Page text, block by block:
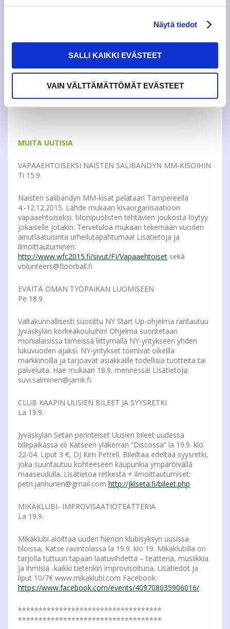
Näytä tiedot
SALLI KAIKKI EVÄSTEET
VAIN VÄLTTÄMÄTTÖMÄT EVÄSTEET
– Kaikki Hipposhallin vuorot on peruttu 7.9.-23.9., koska
salia ympäröivää verkkoa korjataan. Muistathan tarkistaa
mahdolliset ryhmäliikunnan ja palloilujen peruutukset
– Onko liikuntatarra vielä hankkimatta? Osta se nyt:
www.korkeakoululiikunta.fija lähde mukaan!
MUITA UUTISIA
VAPAAEHTOISEKSI NAISTEN SALIBANDYN MM-KISOIHIN
Ti 15.9.
Naisten salibandyn MM-kisat pelataan Tampereella
4.-12.12.2015. Lähde mukaan kisaorganisaatioon
vapaaehtoiseksi. Monipuolisten tehtävien joukosta löytyy
jokaiselle jotakin. Tervetuloa mukaan tekemään vuoden
ainutlaatuisinta urheilutapahtumaa! Lisätietoja ja
ilmoittautuminen:
http://www.wfc2015.fi/sivut/FI/Vapaaehtoiset sekä
volunteers@floorball.fi
EVÄITÄ OMAN TYÖPAIKAN LUOMISEEN
Pe 18.9.
Valtakunnallisesti suosittu NY Start Up-ohjelma rantautuu
Jyväskylän korkeakouluihin! Ohjelma suoritetaan
monialaisissa tiimeissä liittymällä NY-yritykseen yhden
lukuvuoden ajaksi. NY-yritykset toimivat oikeilla
markkinoilla ja tarjoavat asiakkaille todellisia tuotteita tai
palveluita. Hae mukaan 18.9. mennessä! Lisätietoja:
suvi.salminen@jamk.fi.
CLUB KAAPIN UUSIEN BILEET JA SYYSRETKI
La 19.9.
Jyväskylän Setan perinteiset Uusien bileet uudessa
bilepaikassa eli Katseen yläkerran ”Discossa” la 19.9. klo
22-04. Liput 3 €, DJ Kim Petrell. Bileiltaa edeltää syysretki,
joka suuntautuu kohteeseen kaupunkia ympäröivällä
maaseudulla. Lisätietoa retkestä + ilmoittautumiset:
petri.janhunen@gmail.com http://jklseta.fi/bileet.php
MIKÄKLUBI- IMPROVISAATIOTEATTERIA
La 19.9.
Mikäklubi aloittaa uuden hienon klubisyksyn uusissa
tiloissa, Katse ravintolassa la 19.9. klo 19. Mikäklubilla on
tarjolla tuttuun tapaan laatuvihdettä – teatteria, musiikkia
ja ihmisiä -kaikki tietenkin improvisoituna. Lisätiedot ja
liput 10/7€ www.mikaklubi.com Facebook:
https://www.facebook.com/events/409708035906016/
***********************************
***********************************